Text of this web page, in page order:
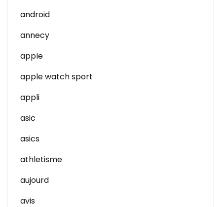
android
annecy
apple
apple watch sport
appli
asic
asics
athletisme
aujourd
avis